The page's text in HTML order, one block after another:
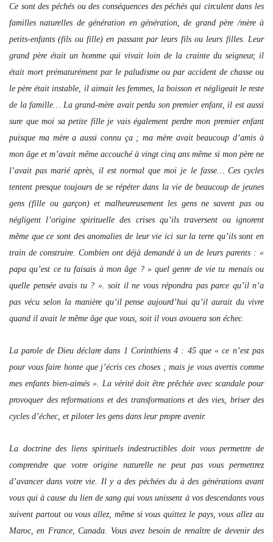
Ce sont des péchés ou des conséquences des péchés qui circulent dans les
familles naturelles de génération en génération, de grand père /mère à
petits-enfants (fils ou fille) en passant par leurs fils ou leurs filles. Leur
grand père était un homme qui vivait loin de la crainte du seigneur, il
était mort prématurément par le paludisme ou par accident de chasse ou
le père était instable, il aimait les femmes, la boisson et négligeait le reste
de la famille… La grand-mère avait perdu son premier enfant, il est aussi
sure que moi sa petite fille je vais également perdre mon premier enfant
puisque ma mère a aussi connu ça ; ma mère avait beaucoup d’amis à
mon âge et m’avait même accouché à vingt cinq ans même si mon père ne
l’avait pas marié après, il est normal que moi je le fasse… Ces cycles
tentent presque toujours de se répéter dans la vie de beaucoup de jeunes
gens (fille ou garçon) et malheureusement les gens ne savent pas ou
négligent l’origine spirituelle des crises qu’ils traversent ou ignorent
même que ce sont des anomalies de leur vie ici sur la terre qu’ils sont en
train de construire. Combien ont déjà demandé à un de leurs parents : «
papa qu’est ce tu faisais à mon âge ? » quel genre de vie tu menais ou
quelle pensée avais tu ? ». soit il ne vous répondra pas parce qu’il n’a
pas vécu selon la manière qu’il pense aujourd’hui qu’il aurait du vivre
quand il avait le même âge que vous, soit il vous avouera son échec.
La parole de Dieu déclare dans 1 Corinthiens 4 : 45 que « ce n’est pas
pour vous faire honte que j’écris ces choses ; mais je vous avertis comme
mes enfants bien-aimés ». La vérité doit être prêchée avec scandale pour
provoquer des reformations et des transformations et des vies, briser des
cycles d’échec, et piloter les gens dans leur propre avenir.
La doctrine des liens spirituels indestructibles doit vous permettre de
comprendre que votre origine naturelle ne peut pas vous permettrez
d’avancer dans votre vie. Il y a des péchées du à des générations avant
vous qui à cause du lien de sang qui vous unissent à vos descendants vous
suivent partout ou vous allez, même si vous quittez le pays, vous allez au
Maroc, en France, Canada. Vous avez besoin de renaître de devenir des